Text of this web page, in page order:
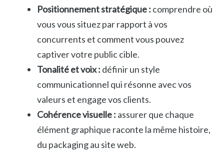
Positionnement stratégique : comprendre où
vous vous situez par rapport à vos
concurrents et comment vous pouvez
captiver votre public cible.
Tonalité et voix : définir un style
communicationnel qui résonne avec vos
valeurs et engage vos clients.
Cohérence visuelle : assurer que chaque
élément graphique raconte la même histoire,
du packaging au site web.